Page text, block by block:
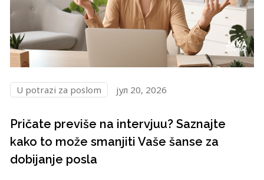
U potrazi za poslom јул 20, 2026
Pričate previše na intervjuu? Saznajte
kako to može smanjiti Vaše šanse za
dobijanje posla